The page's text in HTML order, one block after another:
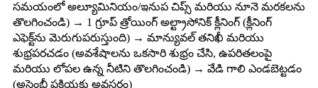
సమయంలో అల్యూమినియం/ఇనుప చిప్స్ మరియు నూనె మరకలను
తొలగించండి) → 1 గ్రూప్ త్రోయింగ్ అల్ట్రాసోనిక్ క్లీనింగ్ (క్లీనింగ్
ఎఫెక్ట్‌ను మెరుగుపరుస్తుంది) → మాన్యువల్ తనిఖీ మరియు
శుభ్రపరచడం (అవశేషాలను ఒకసారి శుభ్రం చేసి, ఉపరితలంపై
మరియు లోపల ఉన్న నీటిని తొలగించండి) → వేడి గాలి ఎండబెట్టడం
(అసెంబ్లీ ప్రక్రియకు అవసరం)